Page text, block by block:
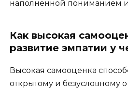
наполненной пониманием
Как высокая
развитие эмпатии у
Высокая самооценка
открытому и безусловному